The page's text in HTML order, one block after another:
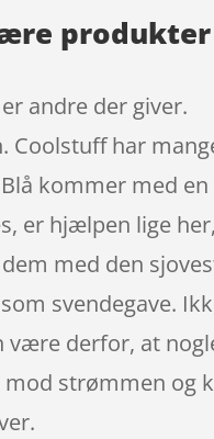
produkter
andre der giver.
Coolstuff har
kommer med en
er hjælpen lige
med den
svendegave.
være derfor, at
mod strømmen og